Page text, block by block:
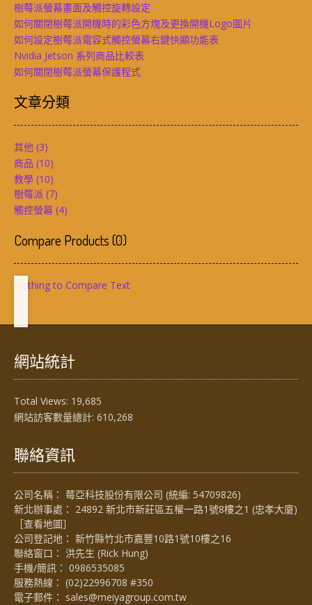
樹莓派螢幕畫面及觸控旋轉設定
如何關閉樹莓派開機時的彩色方塊及更換開機Logo圖片
如何設定樹莓派電容式觸控螢幕右鍵快顯功能表
Nvidia Jetson 系列商品比較表
如何關閉樹莓派螢幕保護程式
文章分類
其他 (3)
商品 (10)
教學 (10)
樹莓派 (7)
觸控螢幕 (4)
Compare Products(0)
Nothing to Compare Text
網站統計
Total Views: 19,685
網站訪客數量總計: 610,268
聯絡資訊
公司名稱： 莓亞科技股份有限公司 (統編: 54709826)
新北辦事處： 24892 新北市新莊區五權一路1號8樓之1 (忠孝大廈)
［查看地圖］
公司登記地： 新竹縣竹北市嘉豐10路1號10樓之16
聯絡窗口： 洪先生 (Rick Hung)
手機/簡訊： 0986535085
服務熱線： (02)22996708 #350
電子郵件： sales@meiyagroup.com.tw